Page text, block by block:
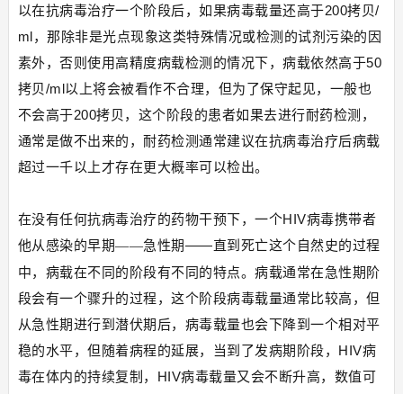
以在抗病毒治疗一个阶段后，如果病毒载量还高于200拷贝/
ml，那除非是光点现象这类特殊情况或检测的试剂污染的因
素外，否则使用高精度病载检测的情况下，病载依然高于50
拷贝/ml以上将会被看作不合理，但为了保守起见，一般也
不会高于200拷贝，这个阶段的患者如果去进行耐药检测，
通常是做不出来的，耐药检测通常建议在抗病毒治疗后病载
超过一千以上才存在更大概率可以检出。
在没有任何抗病毒治疗的药物干预下，一个HIV病毒携带者
他从感染的早期——急性期——直到死亡这个自然史的过程
中，病载在不同的阶段有不同的特点。病载通常在急性期阶
段会有一个骤升的过程，这个阶段病毒载量通常比较高，但
从急性期进行到潜伏期后，病毒载量也会下降到一个相对平
稳的水平，但随着病程的延展，当到了发病期阶段，HIV病
毒在体内的持续复制，HIV病毒载量又会不断升高，数值可